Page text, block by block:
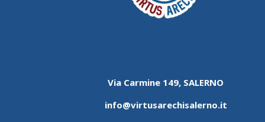
Via Carmine 149, SALERNO
info@virtusarechisalerno.it